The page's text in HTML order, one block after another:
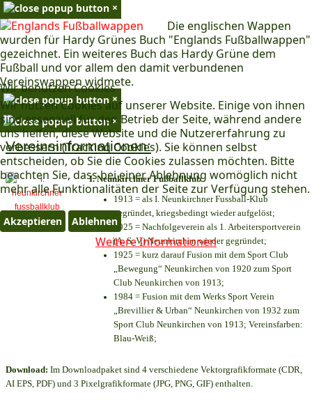
Wir benutzen Cookies
Wir nutzen Cookies auf unserer Website. Einige von ihnen
sind essenziell für den Betrieb der Seite, während andere
uns helfen, diese Website und die Nutzererfahrung zu
verbessern (Tracking Cookies). Sie können selbst
entscheiden, ob Sie die Cookies zulassen möchten. Bitte
beachten Sie, dass bei einer Ablehnung womöglich nicht
mehr alle Funktionalitäten der Seite zur Verfügung stehen.
Akzeptieren Ablehnen
Weitere Informationen
×
Die englischen Wappen
wurden für Hardy Grünes Buch "Englands Fußballwappen"
gezeichnet. Ein weiteres Buch das Hardy Grüne dem
Fußball und vor allem den damit verbundenen
Vereinswappen widmete.
×
×
Vereinsinformationen:
I. Neunkirchner Fußballklub
1913 = als I. Neunkirchner Fussball-Klub
gegründet, kriegsbedingt wieder aufgelöst;
1925 = Nachfolgeverein als 1. Arbeitersportverein
(A. S. V.) Neunkirchen wieder gegründet;
1925 = kurz darauf Fusion mit dem Sport Club
„Bewegung“ Neunkirchen von 1920 zum Sport
Club Neunkirchen von 1913;
1984 = Fusion mit dem Werks Sport Verein
„Brevillier & Urban“ Neunkirchen von 1932 zum
Sport Club Neunkirchen von 1913; Vereinsfarben:
Blau-Weiß;
Download: Im Downloadpaket sind 4 verschiedene Vektorgrafikformate (CDR,
AI EPS, PDF) und 3 Pixelgrafikformate (JPG, PNG, GIF) enthalten.